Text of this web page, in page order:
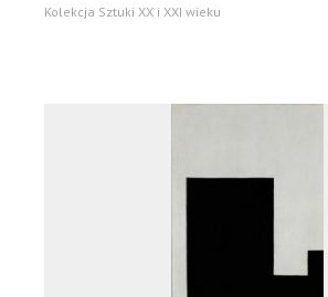
Kolekcja Sztuki XX i XXI wieku